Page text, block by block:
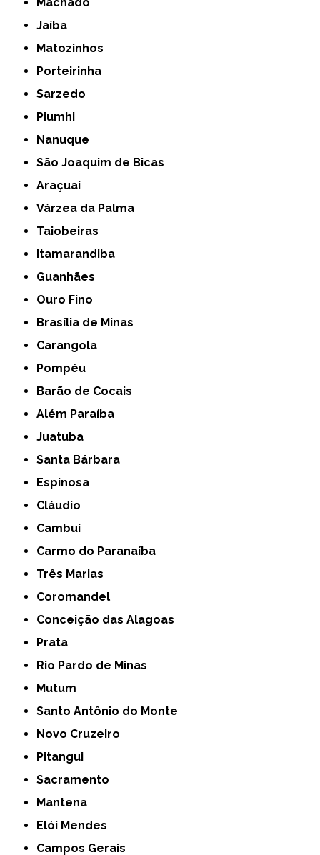
Jaíba
Matozinhos
Porteirinha
Sarzedo
Piumhi
Nanuque
São Joaquim de Bicas
Araçuaí
Várzea da Palma
Taiobeiras
Itamarandiba
Guanhães
Ouro Fino
Brasília de Minas
Carangola
Pompéu
Barão de Cocais
Além Paraíba
Juatuba
Santa Bárbara
Espinosa
Cláudio
Cambuí
Carmo do Paranaíba
Três Marias
Coromandel
Conceição das Alagoas
Prata
Rio Pardo de Minas
Mutum
Santo Antônio do Monte
Novo Cruzeiro
Pitangui
Sacramento
Mantena
Elói Mendes
Campos Gerais